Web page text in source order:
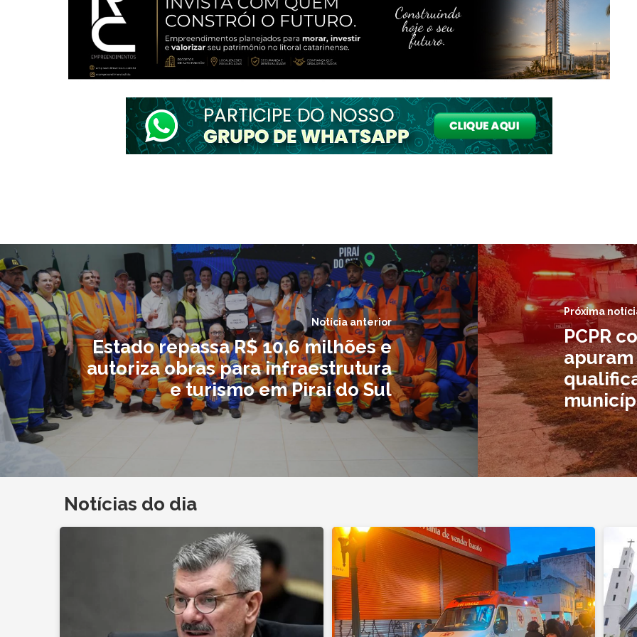
Notícia anterior
Estado repassa R$ 10,6 milhões e
autoriza obras para infraestrutura
e turismo em Piraí do Sul
Próxima
PCPR
Notícias do dia